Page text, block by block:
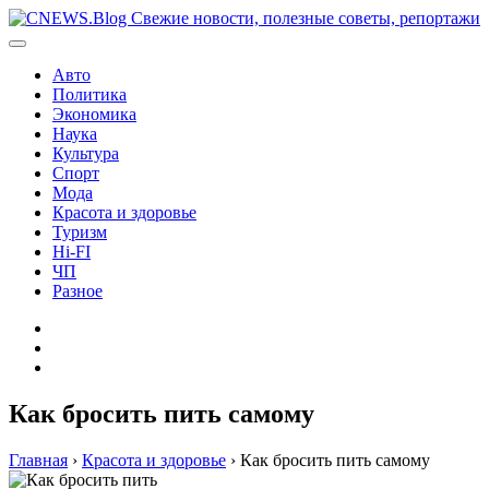
Перейти
к
Авто
Политика
Экономика
Наука
Культура
Спорт
Мода
Красота и здоровье
Туризм
Hi-FI
ЧП
Разное
Как бросить пить самому
Главная › Красота и здоровье › Как бросить пить самому